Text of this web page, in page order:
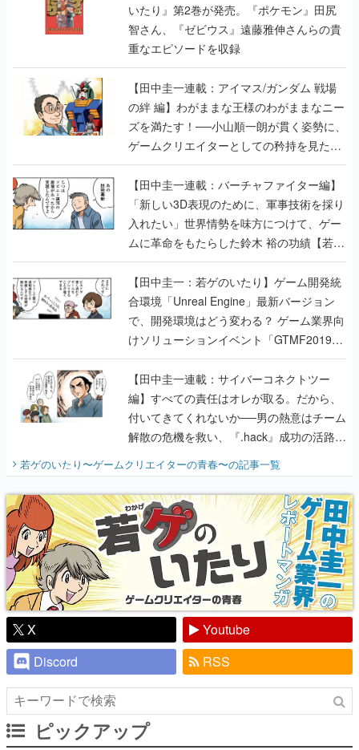
いたり』第2巻が発売。『ポケモン』田尻
智さん、『ゼビウス』遠藤雅伸さんらの貴
重なエピソードを収録
【田中圭一連載：アイマス/ガンダム 戦場
の絆 編】わがままな王様のわがままなニー
ズを満たす！──小山順一朗が貫く姿勢に、
ゲームクリエイターとしての矜持を見た
【若ゲのいたり最終回】
【田中圭一連載：バーチャファイター編】
「新しい3D表現のために、軍事技術を採り
入れたい」世界情勢を味方につけて、ゲー
ムに革命をもたらした鈴木 裕の功績【若ゲ
のいたり】
【田中圭一：若ゲのいたり】ゲーム開発統
合環境「Unreal Engine」最新バージョン
で、開発環境はどう変わる？ ゲーム業界向
けソリューションイベント「GTMF2019」
に行って、より理解を深めよう【PR】
【田中圭一連載：サイバーコネクトツー
編】すべての責任はオレが取る。だから、
付いてきてくれないか──男の熱意はチーム
解散の危機を救い、『.hack』成功の活路を
開く。業界の快男児・松山 洋に流れる血は
『少年ジャンプ』色だった【若ゲのいた
り】
若ゲのいたり〜ゲームクリエイターの青春〜の記事一覧
X
Youtube
Discord
RSS
ピックアップ